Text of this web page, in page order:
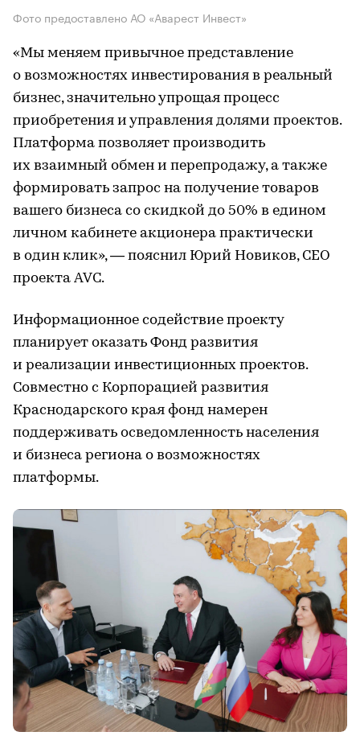
Фото предоставлено АО «Аварест Инвест»
«Мы меняем привычное представление
о возможностях инвестирования в реальный
бизнес, значительно упрощая процесс
приобретения и управления долями проектов.
Платформа позволяет производить
их взаимный обмен и перепродажу, а также
формировать запрос на получение товаров
вашего бизнеса со скидкой до 50% в едином
личном кабинете акционера практически
в один клик», — пояснил Юрий Новиков, СЕО
проекта AVC.
Информационное содействие проекту
планирует оказать Фонд развития
и реализации инвестиционных проектов.
Совместно с Корпорацией развития
Краснодарского края фонд намерен
поддерживать осведомленность населения
и бизнеса региона о возможностях
платформы.